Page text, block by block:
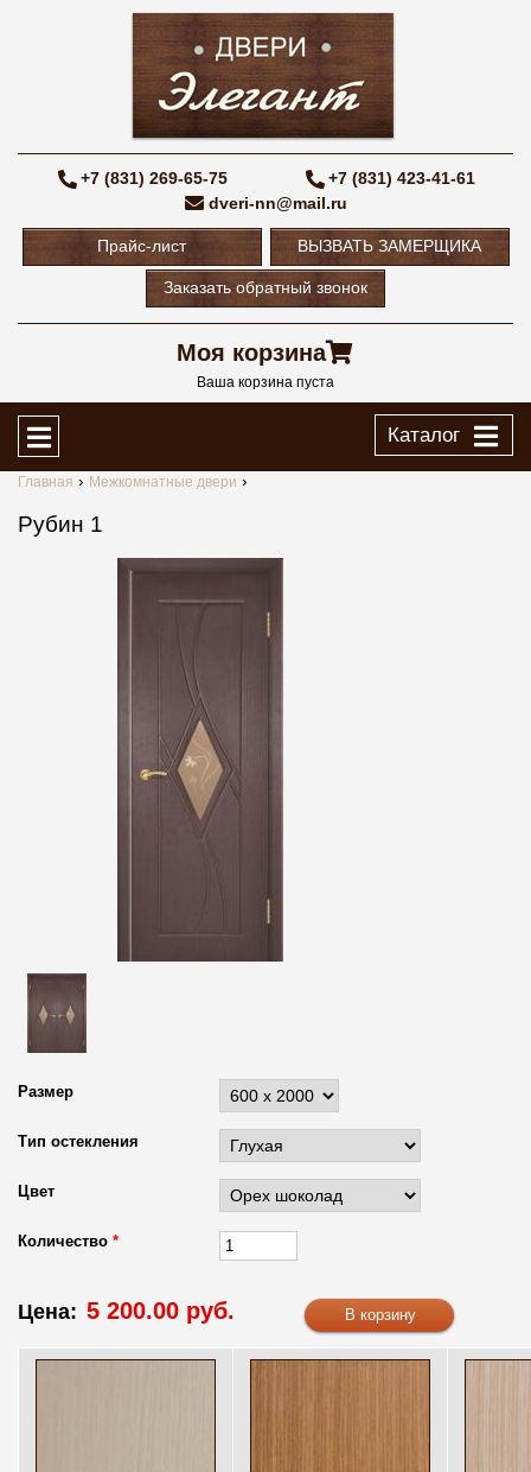
+7 (831) 269-65-75
+7 (831) 423-41-61
dveri-nn@mail.ru
Прайс-лист ВЫЗВАТЬ ЗАМЕРЩИКА
Заказать обратный звонок
Моя корзина
Ваша корзина пуста
Каталог
Главная Межкомнатные двери
Рубин 1
Размер
Тип остекления
Цвет
Количество *
Цена: 5 200.00 руб.